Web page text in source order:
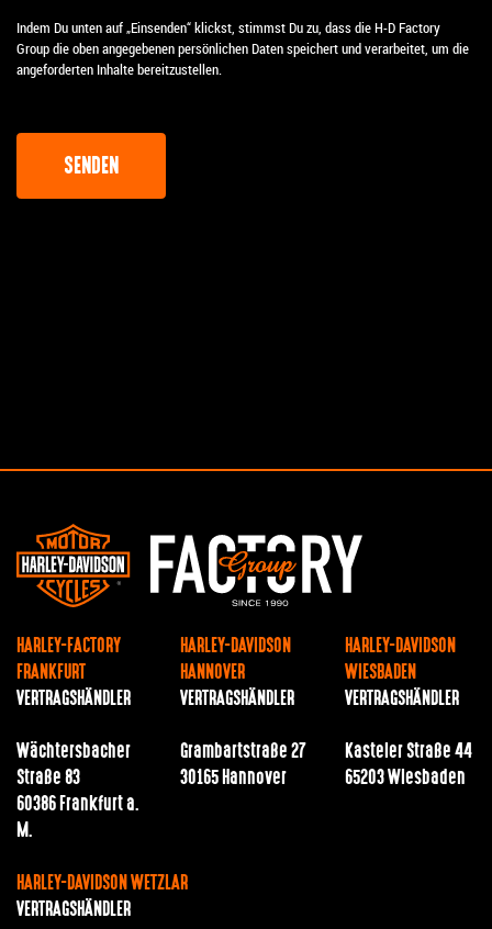
Indem Du unten auf „Einsenden“ klickst, stimmst Du zu, dass die H-D Factory
Group die oben angegebenen persönlichen Daten speichert und verarbeitet, um die
angeforderten Inhalte bereitzustellen.
HARLEY-FACTORY
FRANKFURT
VERTRAGSHÄNDLER
Wächtersbacher
Straße 83
60386 Frankfurt a.
M.
HARLEY-DAVIDSON
HANNOVER
VERTRAGSHÄNDLER
Grambartstraße 27
30165 Hannover
HARLEY-DAVIDSON
WIESBADEN
VERTRAGSHÄNDLER
Kasteler Straße 44
65203 Wiesbaden
HARLEY-DAVIDSON WETZLAR
VERTRAGSHÄNDLER